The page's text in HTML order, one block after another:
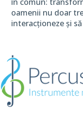
oamenii nu doar
interacționeze și